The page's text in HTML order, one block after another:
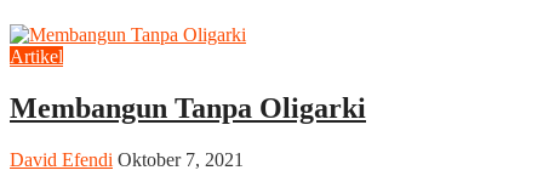
Artikel
Membangun Tanpa Oligarki
David Efendi Oktober 7, 2021